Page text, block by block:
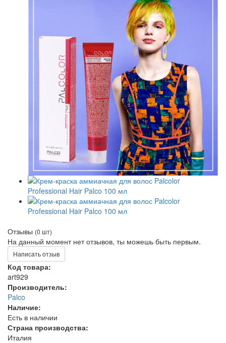
Отзывы (0 шт)
На данный момент нет отзывов, ты можешь быть первым.
Написать отзыв
Код товара:
art929
Производитель:
Palco
Наличие:
Есть в наличии
Страна производства:
Италия